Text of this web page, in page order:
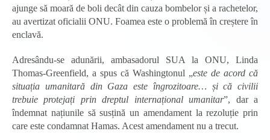
ajunge să moară de boli decât din cauza bombelor și a rachetelor,
au avertizat oficialii ONU. Foamea este o problemă în creștere în
enclavă.
Adresându-se adunării, ambasadorul SUA la ONU, Linda
Thomas-Greenfield, a spus că Washingtonul „este de acord că
situația umanitară din Gaza este îngrozitoare… și că civilii
trebuie protejați prin dreptul internațional umanitar”, dar a
îndemnat națiunile să susțină un amendament la rezoluție prin
care este condamnat Hamas. Acest amendament nu a trecut.